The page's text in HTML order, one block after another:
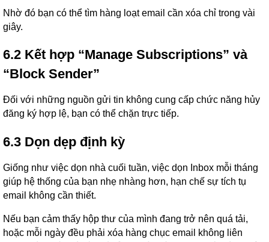
Nhờ đó bạn có thể tìm hàng loạt email cần xóa chỉ trong vài
giây.
6.2 Kết hợp “Manage Subscriptions” và
“Block Sender”
Đối với những nguồn gửi tin không cung cấp chức năng hủy
đăng ký hợp lệ, bạn có thể chặn trực tiếp.
6.3 Dọn dẹp định kỳ
Giống như việc dọn nhà cuối tuần, việc dọn Inbox mỗi tháng
giúp hệ thống của bạn nhẹ nhàng hơn, hạn chế sự tích tụ
email không cần thiết.
Nếu bạn cảm thấy hộp thư của mình đang trở nên quá tải,
hoặc mỗi ngày đều phải xóa hàng chục email không liên